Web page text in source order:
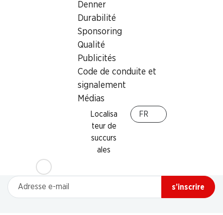
Denner
Durabilité
Sponsoring
Qualité
Publicités
Code de conduite et
signalement
Médias
Localisa
teur de
succurs
ales
FR
Restez au courant grâce à la newsletter Denner. Inscrivez-
vous maintenant!
Adresse e-mail
s’inscrire